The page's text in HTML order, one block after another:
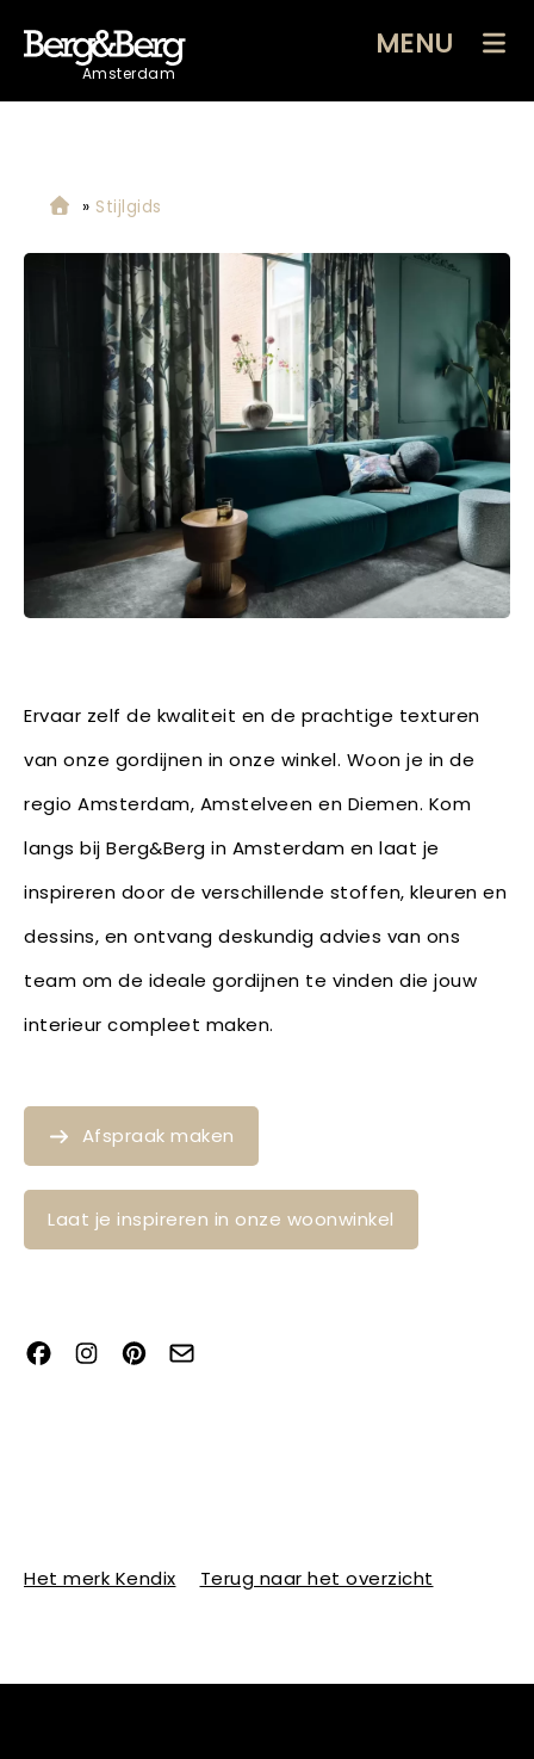
Amsterdam
MENU
» Stijlgids
Ervaar zelf de kwaliteit en de prachtige texturen
van onze gordijnen in onze winkel. Woon je in de
regio Amsterdam, Amstelveen en Diemen. Kom
langs bij Berg&Berg in Amsterdam en laat je
inspireren door de verschillende stoffen, kleuren en
dessins, en ontvang deskundig advies van ons
team om de ideale gordijnen te vinden die jouw
interieur compleet maken.
Afspraak maken
Laat je inspireren in onze woonwinkel
Het merk Kendix Terug naar het overzicht